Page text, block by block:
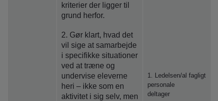
kriterier der ligger til
grund herfor.
2. Gør klart, hvad det
vil sige at samarbejde
i specifikke situationer
ved at træne og
undervise eleverne
heri – ikke som en
aktivitet i sig selv, men
1. Ledelsen/al fagligt
personale
deltager